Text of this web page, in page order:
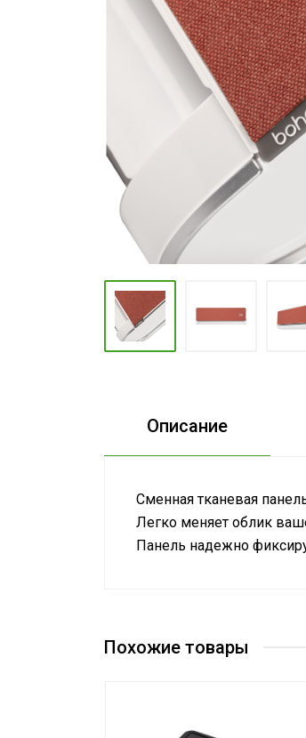
Электросушилки для рук
Промышленные
Описание
Сменная тканевая
Легко меняет облик
Панель надежно
Масса товара с
Ширина упаковки товара
Похожие товары